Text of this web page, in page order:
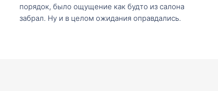
порядок, было ощущение как будто из салона
забрал. Ну и в целом ожидания оправдались.